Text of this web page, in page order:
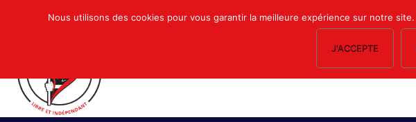
NOS SECTIONS LE
Nous utilisons des cookies pour vous garantir la meilleure expérience sur notre
J'ACCEPTE